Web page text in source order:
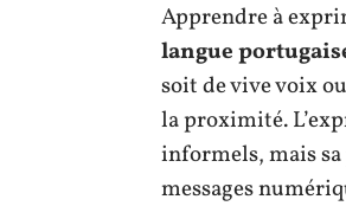
Apprendre à
langue
soit de vive voix
la proximité.
informels, mais
messages